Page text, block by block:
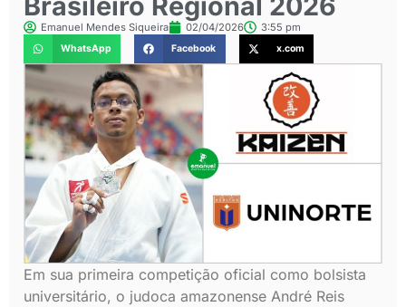
Emanuel Mendes Siqueira 02/04/2026 3:55 pm
WhatsApp Facebook x.com
Em sua primeira competição oficial como bolsista
universitário, o judoca amazonense André Reis